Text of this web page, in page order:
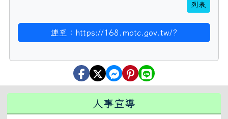
列表
連至：https://168.motc.gov.tw/?
人事宣導